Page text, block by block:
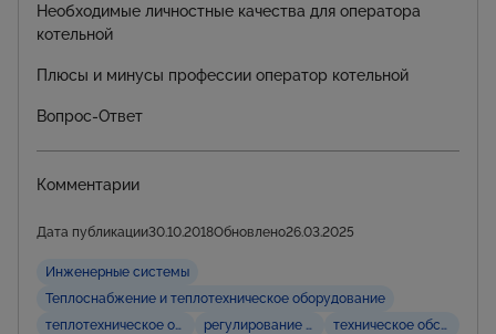
Необходимые личностные качества для оператора
котельной
Плюсы и минусы профессии оператор котельной
Вопрос-Ответ
Комментарии
Дата публикации30.10.2018Обновлено26.03.2025
Инженерные системы
Теплоснабжение и теплотехническое оборудование
теплотехническое оборудованиерегулирование и контрольтехническое